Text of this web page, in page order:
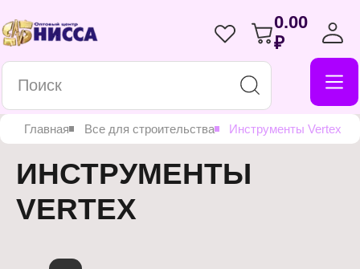
0.00
₽
Главная Все для строительства Инструменты Vertex
ИНСТРУМЕНТЫ
VERTEX